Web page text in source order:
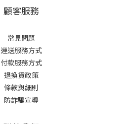
顧客服務
常見問題
運送服務方式
付款服務方式
退換貨政策
條款與細則
防詐騙宣導